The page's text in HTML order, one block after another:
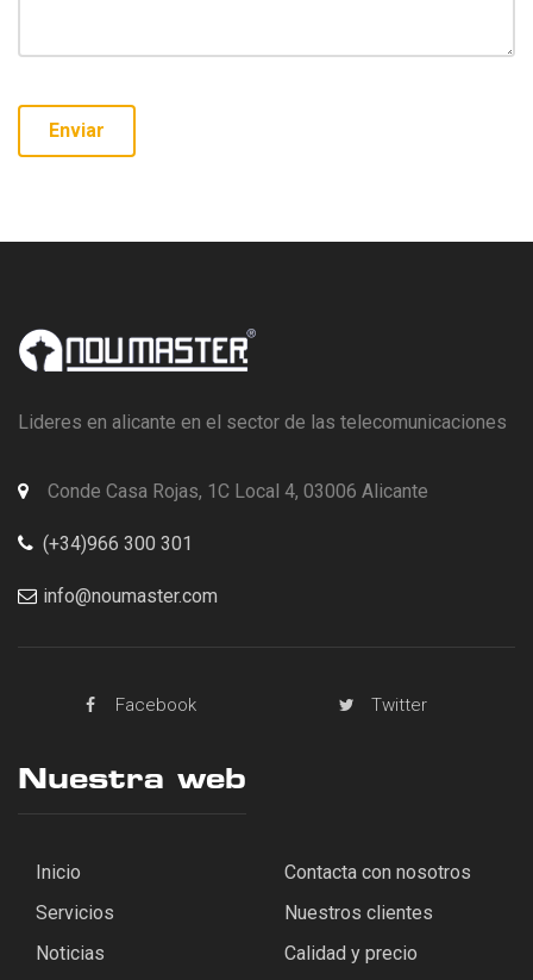
Lideres en alicante en el sector de las telecomunicaciones
Conde Casa Rojas, 1C Local 4, 03006 Alicante
(+34)966 300 301
info@noumaster.com
Facebook Twitter
Nuestra web
Inicio
Servicios
Noticias
Contacta con nosotros
Nuestros clientes
Calidad y precio